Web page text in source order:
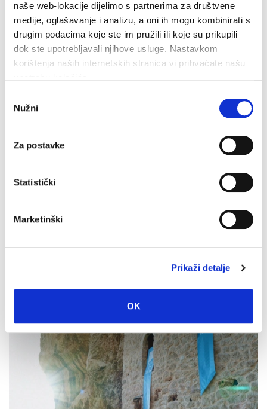
naše web-lokacije dijelimo s partnerima za društvene
medije, oglašavanje i analizu, a oni ih mogu kombinirati s
drugim podacima koje ste im pružili ili koje su prikupili
dok ste upotrebljavali njihove usluge. Nastavkom
korištenja naših internetskih stranica vi prihvaćate našu
pristanka
Nužni
Za postavke
Statistički
Marketinški
Prikaži detalje
OK
Dan pobjede i domovinske zahvalnosti i Dan hrvatskih
4. kolovoza 2026.